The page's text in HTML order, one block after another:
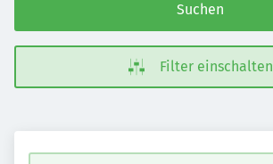
Suchen
Filter einschalten